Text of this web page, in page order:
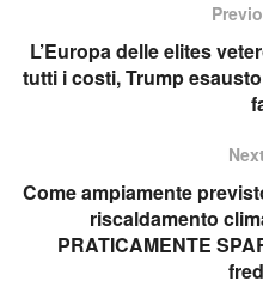
L’Europa delle elites
tutti i costi, Trump
Come ampiamente
riscaldamento
PRATICAMENTE